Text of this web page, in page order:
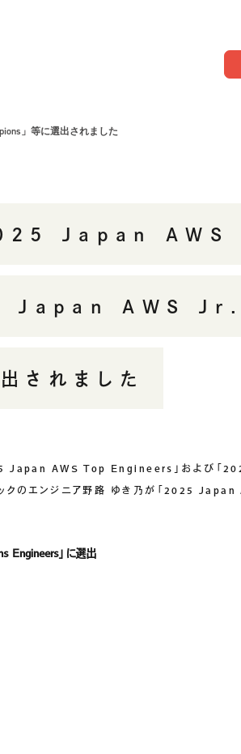
」等に選出されました
2025 Japan AWS
Japan AWS Jr.
れました
Japan AWS Top Engineers」および
のエンジニア野路 ゆき乃が「2025
Engineers」に選出